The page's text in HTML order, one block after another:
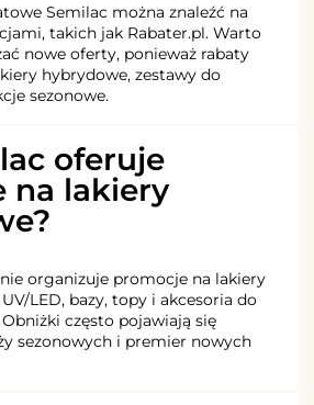
Semilac można znaleźć na
takich jak Rabater.pl. Warto
nowe oferty, ponieważ rabaty
hybrydowe, zestawy do
sezonowe.
oferuje
na lakiery
organizuje promocje na lakiery
LED, bazy, topy i akcesoria do
często pojawiają się
sezonowych i premier nowych